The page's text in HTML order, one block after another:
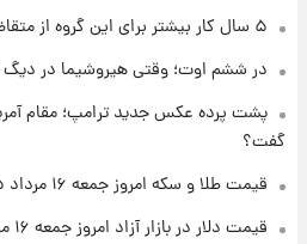
تغییر تند قیمت
امروز پنجشنبه ۱۵ مرداد ۱۴۰۵ +جدول
۱ روز پیش
۱ روز پیش
۵ سال کار بیشتر برای این گروه از متقاضیان بازنشستگی
در ششم اوت؛ وقتی هیروشیما در
پشت پرده عکس جدید ترامپ؛ مقام
گفت؟
قیمت طلا و سکه امروز جمعه ۱۶ مرداد ۱۴۰۵ +جدول
قیمت دلار در بازار آزاد امروز جمعه ۱۶ مرداد ۱۴۰۵